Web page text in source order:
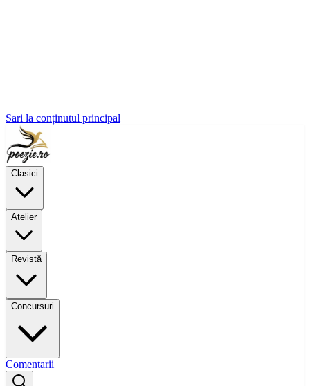
Sari la conținutul principal
Clasici
Atelier
Revistă
Concursuri
Comentarii